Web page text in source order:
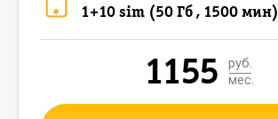
1+10 sim (50 Гб , 1500 мин)
1155
руб.
мес.